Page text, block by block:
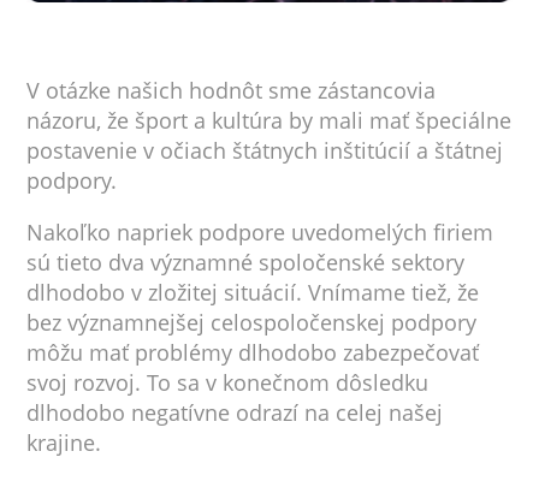
V otázke našich hodnôt sme zástancovia
názoru, že šport a kultúra by mali mať špeciálne
postavenie v očiach štátnych inštitúcií a štátnej
podpory.
Nakoľko napriek podpore uvedomelých firiem
sú tieto dva významné spoločenské sektory
dlhodobo v zložitej situácií. Vnímame tiež, že
bez významnejšej celospoločenskej podpory
môžu mať problémy dlhodobo zabezpečovať
svoj rozvoj. To sa v konečnom dôsledku
dlhodobo negatívne odrazí na celej našej
krajine.